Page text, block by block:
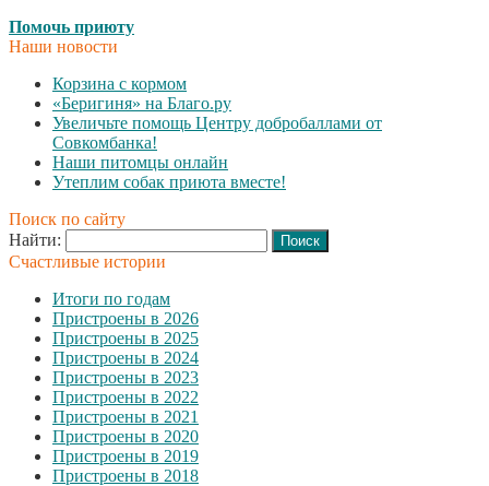
Помочь приюту
Наши новости
Корзина с кормом
«Беригиня» на Благо.ру
Увеличьте помощь Центру добробаллами от
Совкомбанка!
Наши питомцы онлайн
Утеплим собак приюта вместе!
Поиск по сайту
Найти:
Счастливые истории
Итоги по годам
Пристроены в 2026
Пристроены в 2025
Пристроены в 2024
Пристроены в 2023
Пристроены в 2022
Пристроены в 2021
Пристроены в 2020
Пристроены в 2019
Пристроены в 2018